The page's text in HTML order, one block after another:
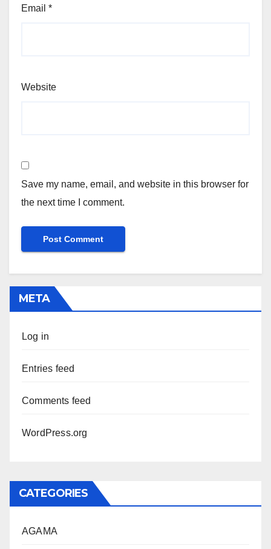
Email *
Website
Save my name, email, and website in this browser for
the next time I comment.
META
Log in
Entries feed
Comments feed
WordPress.org
CATEGORIES
AGAMA